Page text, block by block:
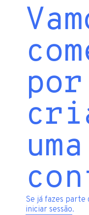
por
uma
Se já fazes parte
iniciar sessão.